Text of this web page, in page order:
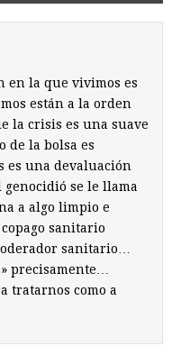
en la que vivimos es
están a la orden
la crisis es una suave
de la bolsa es
es una devaluación
se le llama
a algo limpio e
sanitario
sanitario…
precisamente…
tratarnos como a